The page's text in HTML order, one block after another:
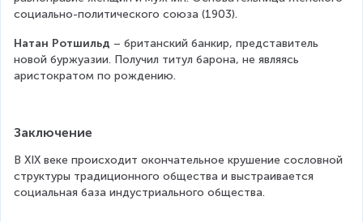
социально-политического союза (1903).
Натан Ротшильд – британский банкир, представитель
новой буржуазии. Получил титул барона, не являясь
аристократом по рождению.
Заключение
В XIX веке происходит окончательное крушение сословной
структуры традиционного общества и выстраивается
социальная база индустриального общества.